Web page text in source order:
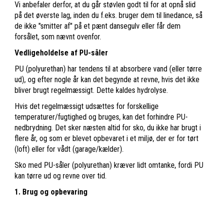
Vi anbefaler derfor, at du går støvlen godt til for at opnå slid
på det øverste lag, inden du f.eks. bruger dem til linedance, så
de ikke "smitter af" på et pænt dansegulv eller får dem
forsålet, som nævnt ovenfor.
Vedligeholdelse af PU-såler
PU (polyurethan) har tendens til at absorbere vand (eller tørre
ud), og efter nogle år kan det begynde at revne, hvis det ikke
bliver brugt regelmæssigt. Dette kaldes hydrolyse.
Hvis det regelmæssigt udsættes for forskellige
temperaturer/fugtighed og bruges, kan det forhindre PU-
nedbrydning. Det sker næsten altid for sko, du ikke har brugt i
flere år, og som er blevet opbevaret i et miljø, der er for tørt
(loft) eller for vådt (garage/kælder).
Sko med PU-såler (polyurethan) kræver lidt omtanke, fordi PU
kan tørre ud og revne over tid.
1. Brug og opbevaring